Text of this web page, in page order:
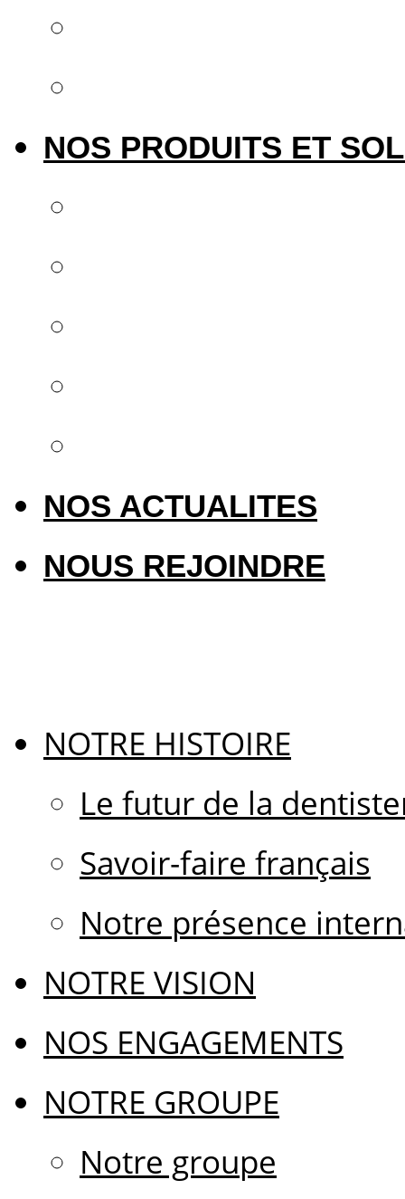
NOS PRODUITS ET
NOS ACTUALITES
NOUS REJOINDRE
NOTRE HISTOIRE
Le futur de la
Savoir-faire français
Notre présence
NOTRE VISION
NOS ENGAGEMENTS
NOTRE GROUPE
Notre groupe